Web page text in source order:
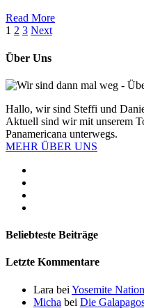
Read More
1 2 3 Next
Über Uns
Hallo, wir sind Steffi und
Aktuell sind wir mit unserem
Panamericana unterwegs.
MEHR ÜBER UNS
Beliebteste Beiträge
Letzte Kommentare
Lara bei Yosemite
Micha bei Die